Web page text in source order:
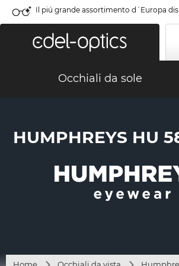
Il piú grande assortimento d´Europa
Occhiali da sole
HUMPHREYS HU